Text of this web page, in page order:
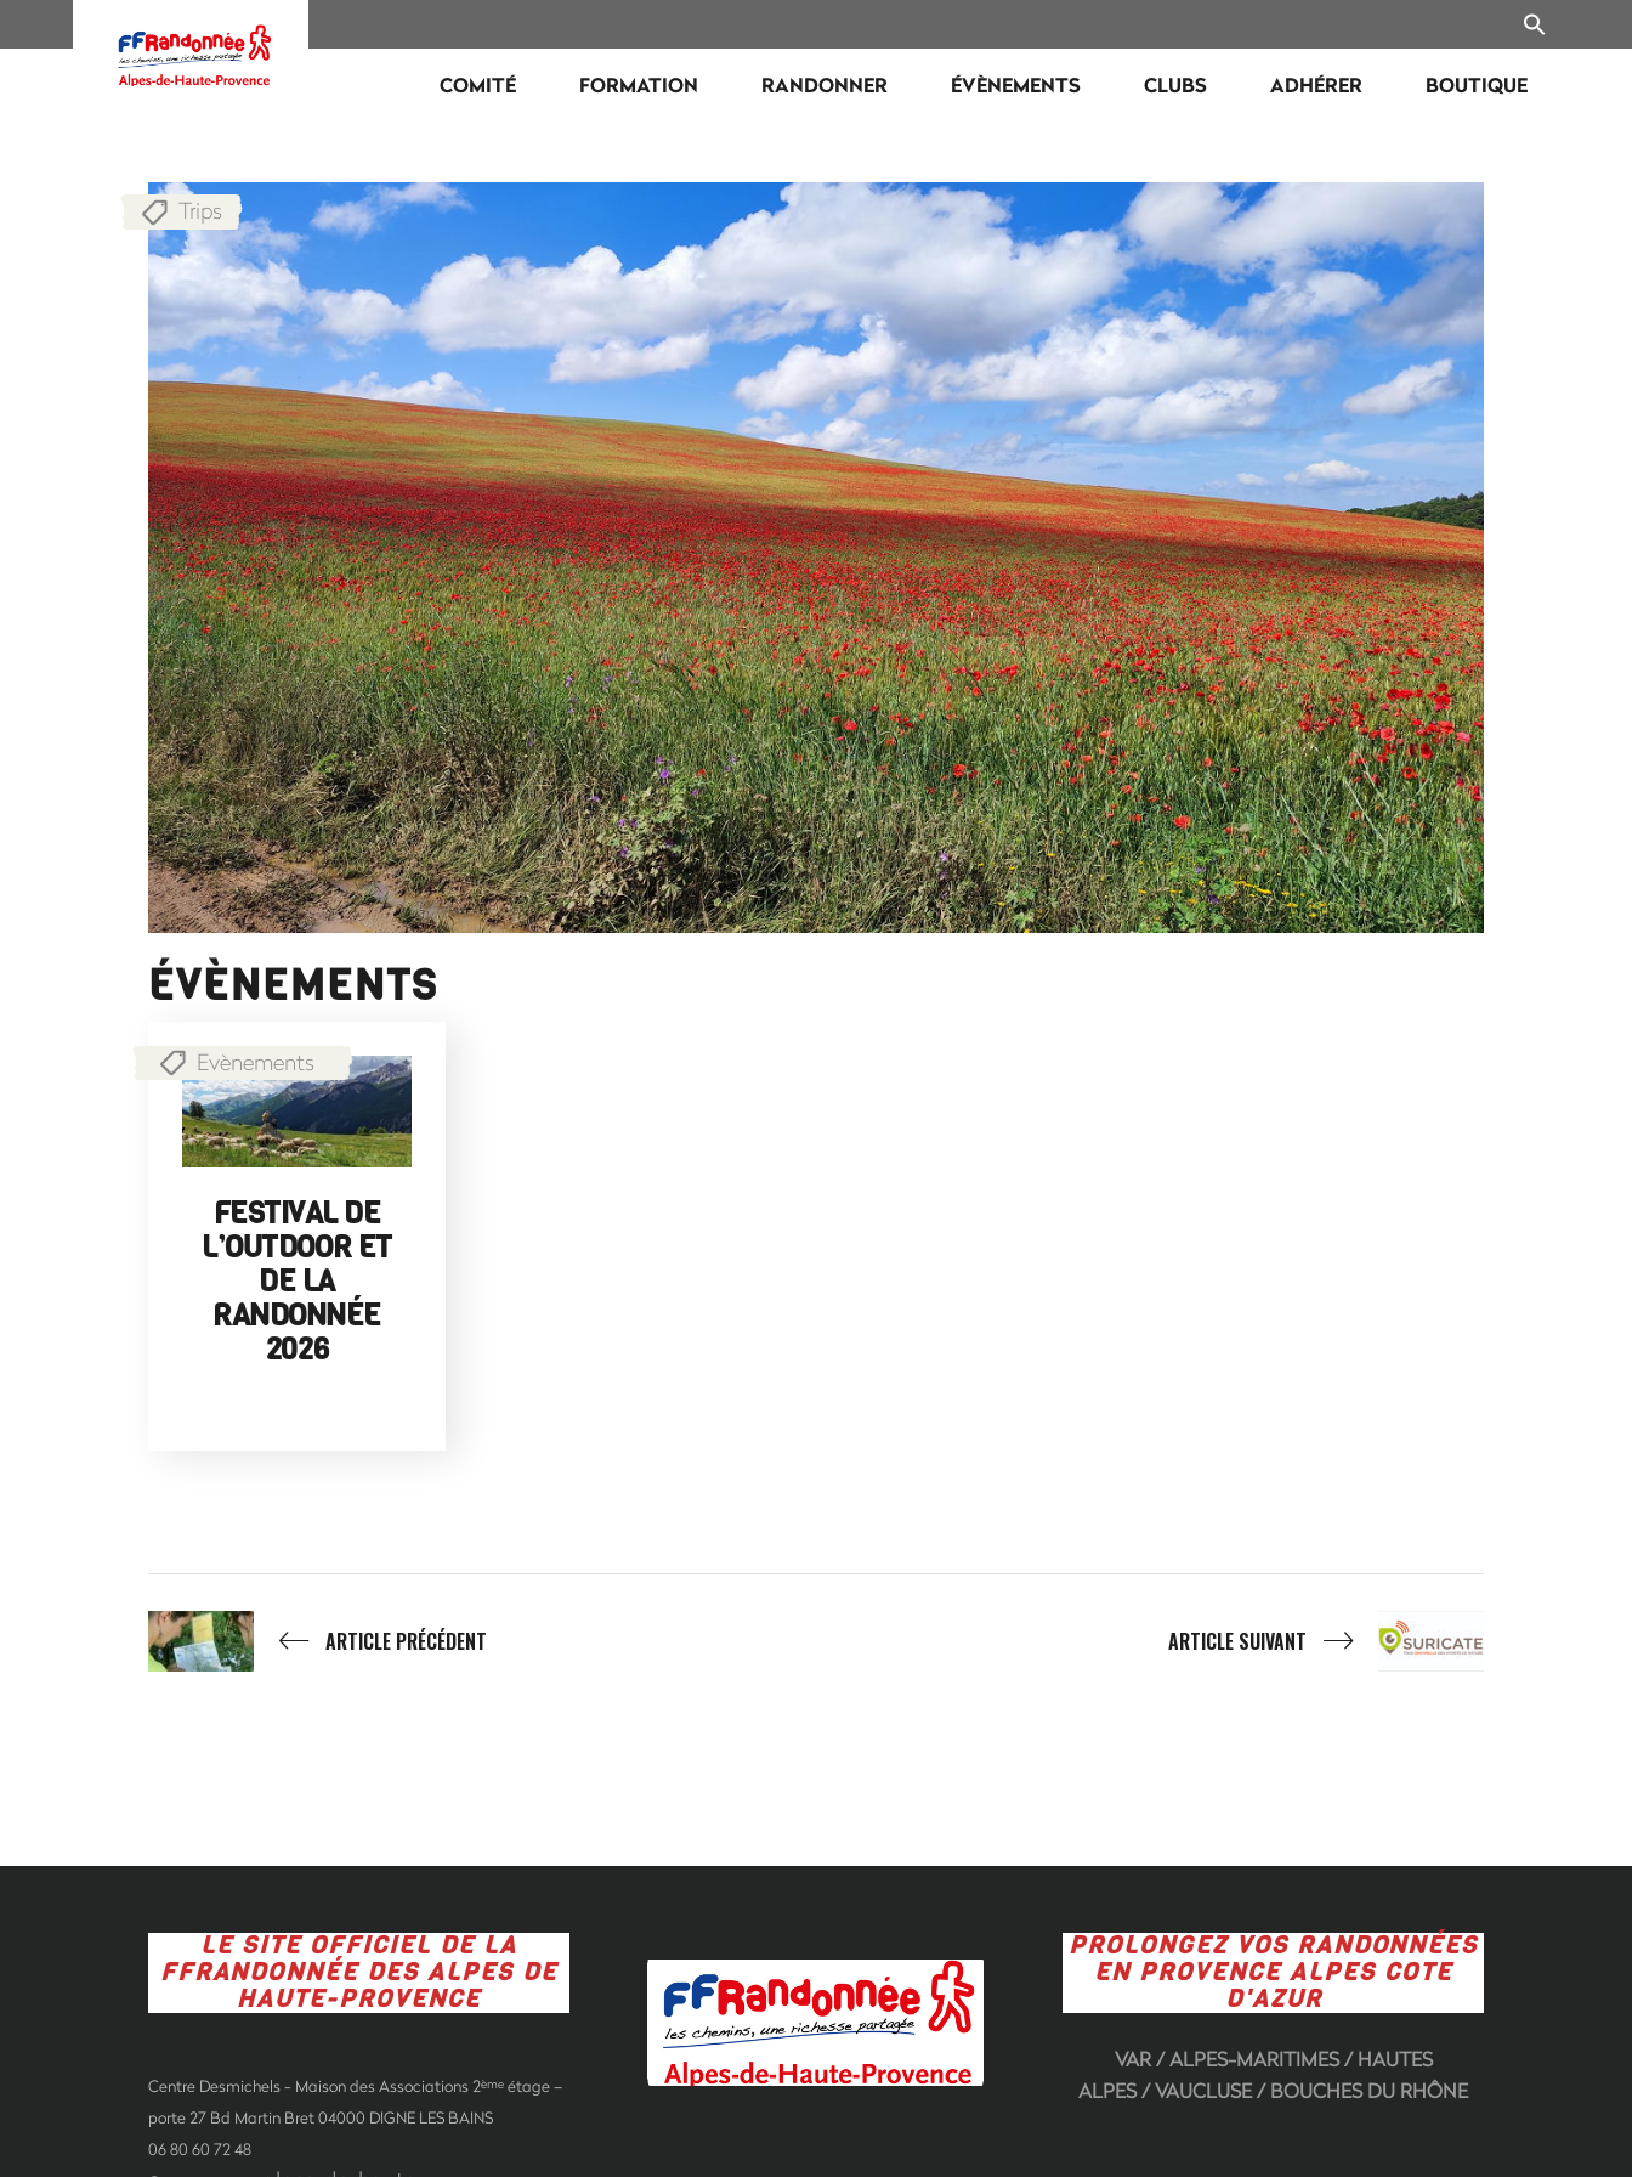
COMITÉ FORMATION RANDONNER ÉVÈNEMENTS CLUBS ADHÉRER BOUTIQUE
Trips
ÉVÈNEMENTS
Evènements
FESTIVAL DE
L’OUTDOOR ET
DE LA
RANDONNÉE
2026
ARTICLE PRÉCÉDENT ARTICLE SUIVANT
LE SITE OFFICIEL DE LA
FFRANDONNÉE DES ALPES DE
HAUTE-PROVENCE
Centre Desmichels - Maison des Associations 2ème étage –
porte 27 Bd Martin Bret 04000 DIGNE LES BAINS
06 80 60 72 48
PROLONGEZ VOS RANDONNÉES
EN PROVENCE ALPES COTE
D'AZUR
VAR/ALPES-MARITIMES/HAUTES
ALPES/VAUCLUSE/BOUCHES DU RHÔNE